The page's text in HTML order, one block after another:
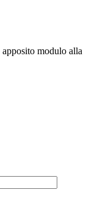
modulo alla